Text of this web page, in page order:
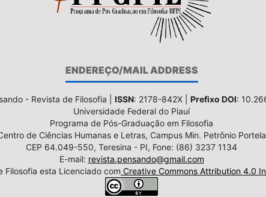
ENDEREÇO/MAIL ADDRESS
- Revista de Filosofia | ISSN: 2178-842X | Prefixo DOI:
Universidade Federal do Piauí
Programa de Pós-Graduação em Filosofia
de Ciências Humanas e Letras, Campus Min. Petrônio Portela
CEP 64.049-550, Teresina - PI, Fone: (86) 3237 1134
E-mail: revista.pensando@gmail.com
Filosofia esta Licenciado com Creative Commons Attribution 4.0